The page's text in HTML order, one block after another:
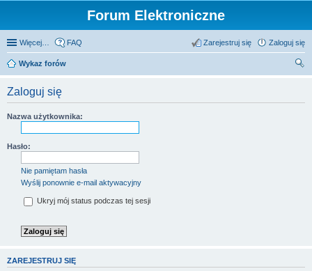
Forum Elektroniczne
Więcej… FAQ Zaloguj się
Zarejestruj się
Wykaz forów
Zaloguj się
Nazwa użytkownika:
Hasło:
Nie pamiętam hasła
Wyślij ponownie e-mail aktywacyjny
Ukryj mój status podczas tej sesji
ZAREJESTRUJ SIĘ